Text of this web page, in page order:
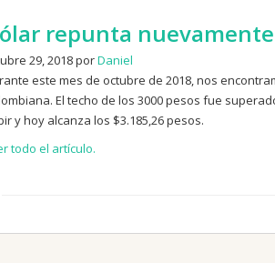
repunta
29, 2018 porDaniel
este mes de octubre de 2018, nos
El techo de los 3000 pesos fue
y hoy alcanza los $3.185,26 pesos.
todo el artículo.